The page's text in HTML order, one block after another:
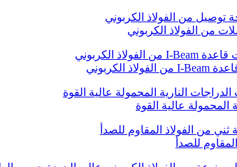
من الفولاذ الكربوني
المحمولة عالية القوة
للصدأ